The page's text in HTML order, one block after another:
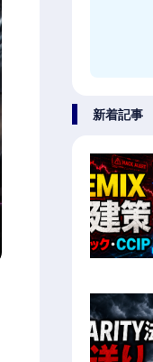
新着記事